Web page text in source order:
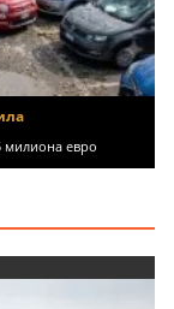
милиона евро